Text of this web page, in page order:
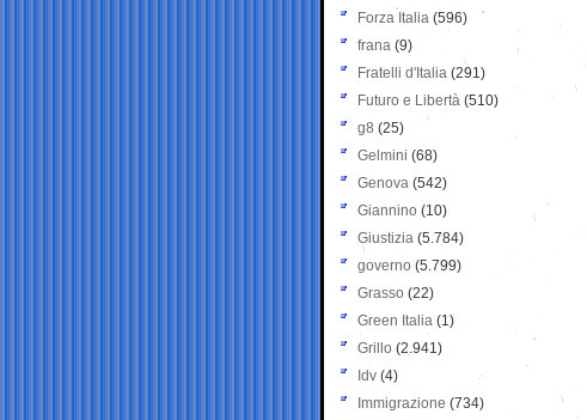
Forza Italia (596)
frana (9)
Fratelli d'Italia (291)
Futuro e Libertà (510)
g8 (25)
Gelmini (68)
Genova (542)
Giannino (10)
Giustizia (5.784)
governo (5.799)
Grasso (22)
Green Italia (1)
Grillo (2.941)
Idv (4)
Immigrazione (734)